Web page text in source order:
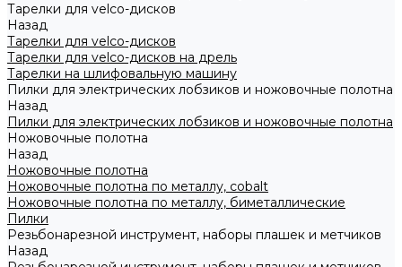
Тарелки для velco-дисков
Назад
Тарелки для velco-дисков
Тарелки для velco-дисков на дрель
Тарелки на шлифовальную машину
Пилки для электрических лобзиков и ножовочные полотна
Назад
Пилки для электрических лобзиков и ножовочные полотна
Ножовочные полотна
Назад
Ножовочные полотна
Ножовочные полотна по металлу, cobalt
Ножовочные полотна по металлу, биметаллические
Пилки
Резьбонарезной инструмент, наборы плашек и метчиков
Назад